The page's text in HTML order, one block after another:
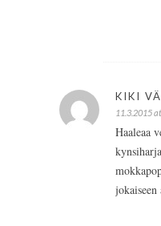
KIKI
11.3.2015
Haaleaa
jokaiseen